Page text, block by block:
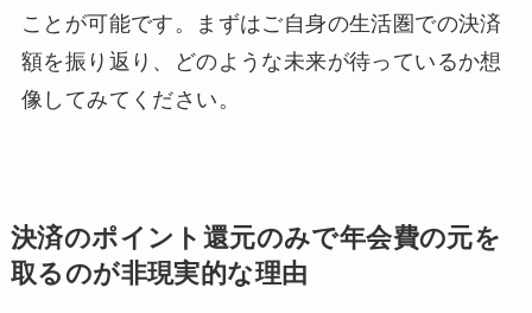
ことが可能です。まずはご自身の生活圏での決済
額を振り返り、どのような未来が待っているか想
像してみてください。
決済のポイント還元のみで年会費の元を
取るのが非現実的な理由